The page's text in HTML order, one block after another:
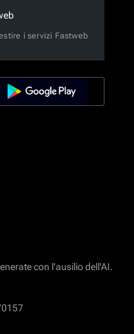
i servizi Fastweb
con l'ausilio dell'AI.